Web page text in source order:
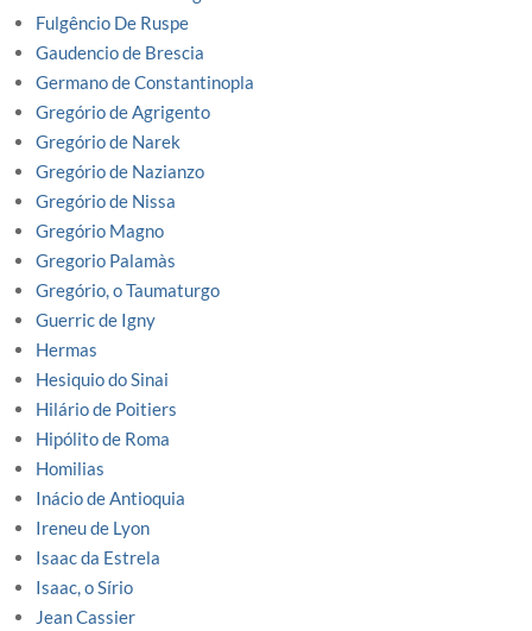
Fulgêncio De Ruspe
Gaudencio de Brescia
Germano de Constantinopla
Gregório de Agrigento
Gregório de Narek
Gregório de Nazianzo
Gregório de Nissa
Gregório Magno
Gregorio Palamàs
Gregório, o Taumaturgo
Guerric de Igny
Hermas
Hesiquio do Sinai
Hilário de Poitiers
Hipólito de Roma
Homilias
Inácio de Antioquia
Ireneu de Lyon
Isaac da Estrela
Isaac, o Sírio
Jean Cassier